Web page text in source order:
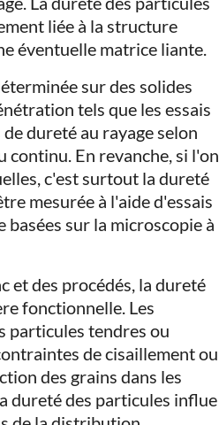
liée à la structure
éventuelle matrice liante.
sur des solides
tels que les essais
dureté au rayage selon
continu. En revanche, si l'on
c'est surtout la dureté
mesurée à l'aide d'essais
sur la microscopie à
et des procédés, la dureté
fonctionnelle. Les
particules tendres ou
de cisaillement ou
des grains dans les
dureté des particules influe